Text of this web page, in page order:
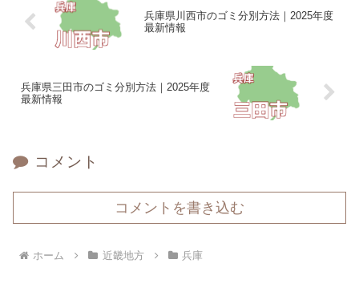
兵庫県川西市のゴミ分別方法｜2025年度
最新情報
兵庫県三田市のゴミ分別方法｜2025年度
最新情報
コメント
コメントを書き込む
ホーム 近畿地方 兵庫